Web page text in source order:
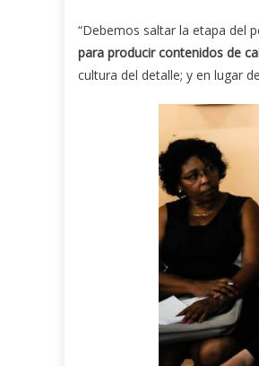
“Debemos saltar la etapa del
para producir contenidos de
cultura del detalle; y en lugar